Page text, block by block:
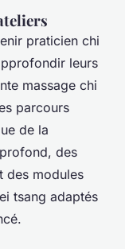
praticien chi
leurs
massage chi
parcours
de la
des
des modules
tsang adaptés